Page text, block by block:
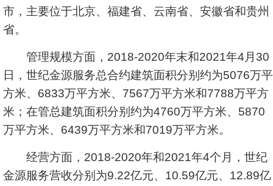
市，主要位于北京、福建省、云南省、安徽省和贵州
省。
管理规模方面，2018-2020年末和2021年4月30
日，世纪金源服务总合约建筑面积分别约为5076万平
方米、6833万平方米、7567万平方米和7788万平方
米；在管总建筑面积分别约为4760万平方米、5870
万平方米、6439万平方米和7019万平方米。
经营方面，2018-2020年和2021年4个月，世纪
金源服务营收分别为9.22亿元、10.59亿元、12.89亿